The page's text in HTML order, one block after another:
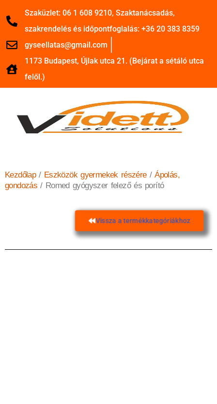
Szaküzlet: 06 1 608 9210, Szaktanácsadás,
szakrendelés és időpontfoglalás: +36 20 383 8359
gyseellatas@gmail.com
1173 Budapest, Újlak utca 21. (Bejárat a sétáló utca
felől.)
Kezdőlap/ Eszközök gyermekek részére/Ápolás,
gondozás / Romed gyógyszer felező és porító
Vissza a termékkategóriákhoz